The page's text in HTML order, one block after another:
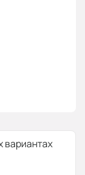
вариантах